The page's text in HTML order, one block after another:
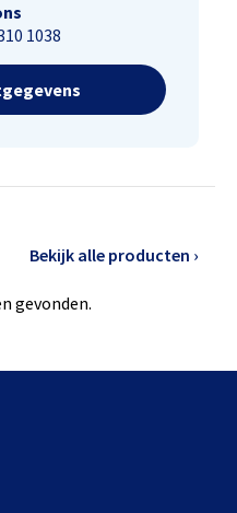
1038
Bekijk alle producten ›
gevonden.